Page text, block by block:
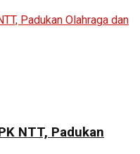
NTT, Padukan